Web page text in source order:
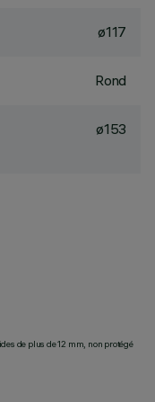
ø117
Rond
ø153
de plus de 12 mm, non protégé